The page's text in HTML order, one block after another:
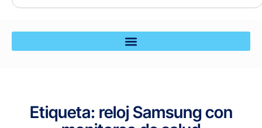
Etiqueta: reloj Samsung con